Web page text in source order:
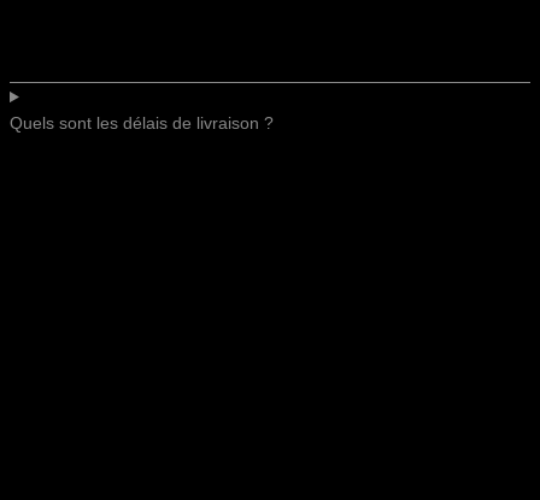
Quels sont les délais de livraison ?